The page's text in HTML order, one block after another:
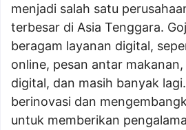
menjadi salah satu
terbesar di Asia Tenggara.
beragam layanan digital,
online, pesan antar
digital, dan masih banyak
berinovasi dan
untuk memberikan